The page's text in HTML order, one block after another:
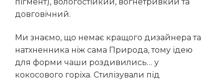
довговічний.
Ми знаємо, що немає кращого дизайнера та
натхненника ніж сама Природа, тому ідею
для форми чаши роздивились… у
кокосового горіха. Стилізували під